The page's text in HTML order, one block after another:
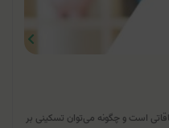
است و چگونه می‌توان تسکینی بر